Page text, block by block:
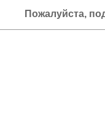
Пожалуйста,